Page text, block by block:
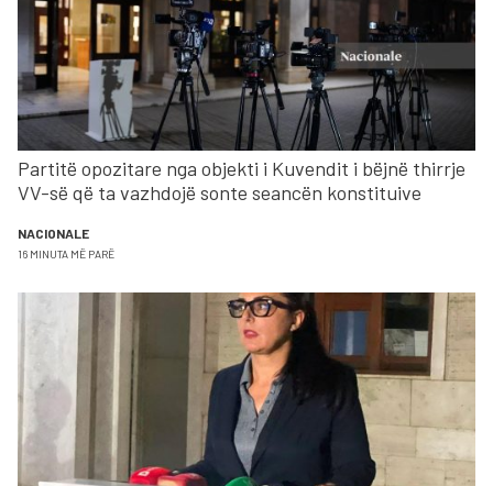
Partitë opozitare nga objekti i Kuvendit i bëjnë thirrje
VV-së që ta vazhdojë sonte seancën konstituive
NACIONALE
16 MINUTA MË PARË